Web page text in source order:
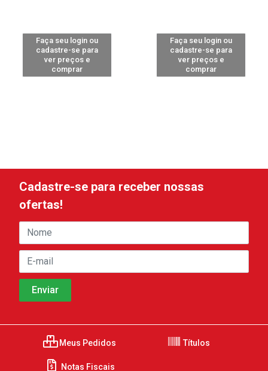
Faça seu login ou
cadastre-se para
ver preços e
comprar
Faça seu login ou
cadastre-se para
ver preços e
comprar
Cadastre-se para receber nossas
ofertas!
Meus Pedidos Títulos
Notas Fiscais